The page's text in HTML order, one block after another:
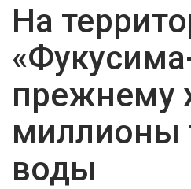
На
прежнему
миллионы
воды